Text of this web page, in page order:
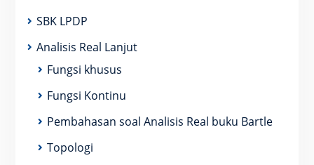
SBK LPDP
Analisis Real Lanjut
Fungsi khusus
Fungsi Kontinu
Pembahasan soal Analisis Real buku Bartle
Topologi